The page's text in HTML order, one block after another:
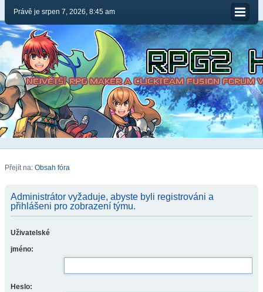
Právě je srpen 7, 2026, 8:45 am
Přejít na: Obsah fóra
Administrátor vyžaduje, abyste byli registrováni a
přihlášeni pro zobrazení týmu.
Uživatelské
jméno:
Heslo: